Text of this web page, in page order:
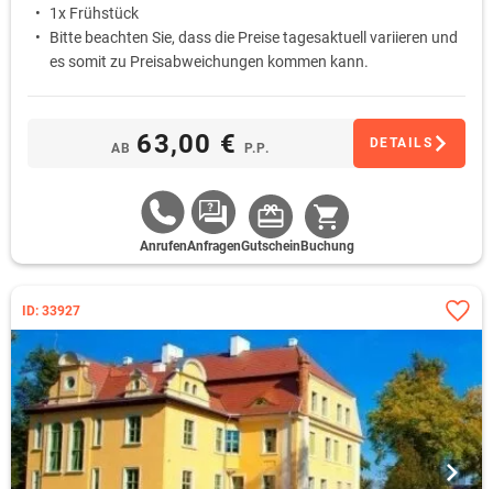
1x Frühstück
Bitte beachten Sie, dass die Preise tagesaktuell variieren und
es somit zu Preisabweichungen kommen kann.
AB 63,00 € P.P. DETAILS
AnrufenAnfragenGutschein Buchung
ID: 33927